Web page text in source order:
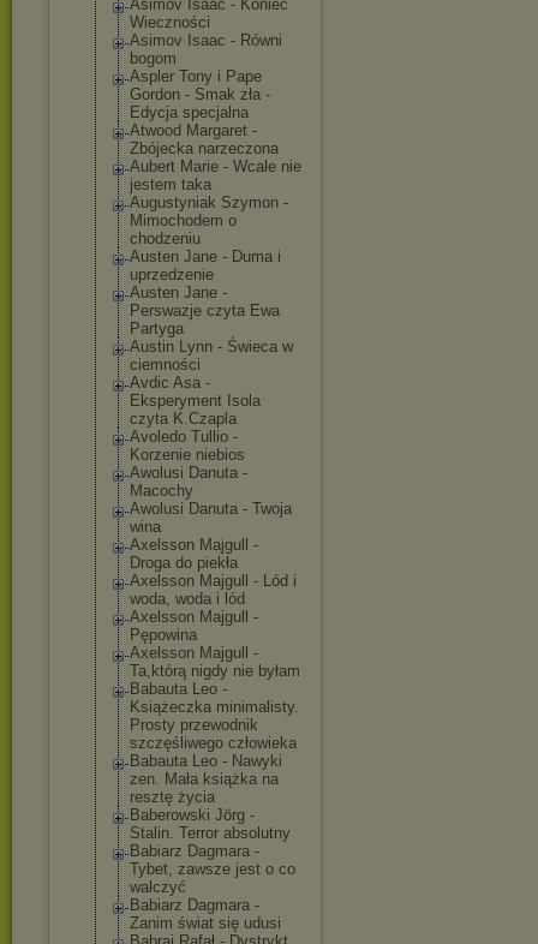
Asimov Isaac - Koniec
Wieczności
Asimov Isaac - Równi
bogom
Aspler Tony i Pape
Gordon - Smak zła -
Edycja specjalna
Atwood Margaret -
Zbójecka narzeczona
Aubert Marie - Wcale nie
jestem taka
Augustyniak Szymon -
Mimochodem o
chodzeniu
Austen Jane - Duma i
uprzedzenie
Austen Jane -
Perswazje czyta Ewa
Partyga
Austin Lynn - Świeca w
ciemności
Avdic Asa -
Eksperyment Isola
czyta K.Czapla
Avoledo Tullio -
Korzenie niebios
Awolusi Danuta -
Macochy
Awolusi Danuta - Twoja
wina
Axelsson Majgull -
Droga do piekła
Axelsson Majgull - Lód i
woda, woda i lód
Axelsson Majgull -
Pępowina
Axelsson Majgull -
Ta,którą nigdy nie byłam
Babauta Leo -
Książeczka minimalisty.
Prosty przewodnik
szczęśliwego człowieka
Babauta Leo - Nawyki
zen. Mała książka na
resztę życia
Baberowski Jörg -
Stalin. Terror absolutny
Babiarz Dagmara -
Tybet, zawsze jest o co
walczyć
Babiarz Dagmara -
Zanim świat się udusi